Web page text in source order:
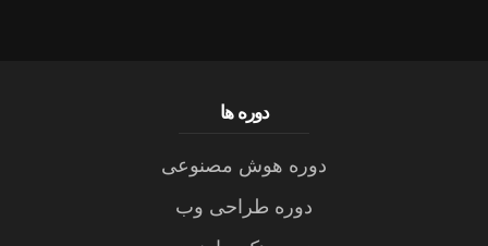
دوره ها
دوره هوش مصنوعی
دوره طراحی وب